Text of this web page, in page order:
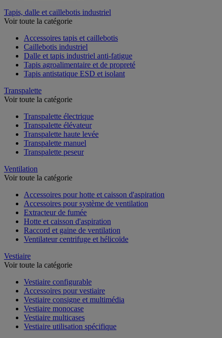
Tapis, dalle et caillebotis industriel
Voir toute la catégorie
Accessoires tapis et caillebotis
Caillebotis industriel
Dalle et tapis industriel anti-fatigue
Tapis agroalimentaire et de propreté
Tapis antistatique ESD et isolant
Transpalette
Voir toute la catégorie
Transpalette électrique
Transpalette élévateur
Transpalette haute levée
Transpalette manuel
Transpalette peseur
Ventilation
Voir toute la catégorie
Accessoires pour hotte et caisson d'aspiration
Accessoires pour système de ventilation
Extracteur de fumée
Hotte et caisson d'aspiration
Raccord et gaine de ventilation
Ventilateur centrifuge et hélicoïde
Vestiaire
Voir toute la catégorie
Vestiaire configurable
Accessoires pour vestiaire
Vestiaire consigne et multimédia
Vestiaire monocase
Vestiaire multicases
Vestiaire utilisation spécifique